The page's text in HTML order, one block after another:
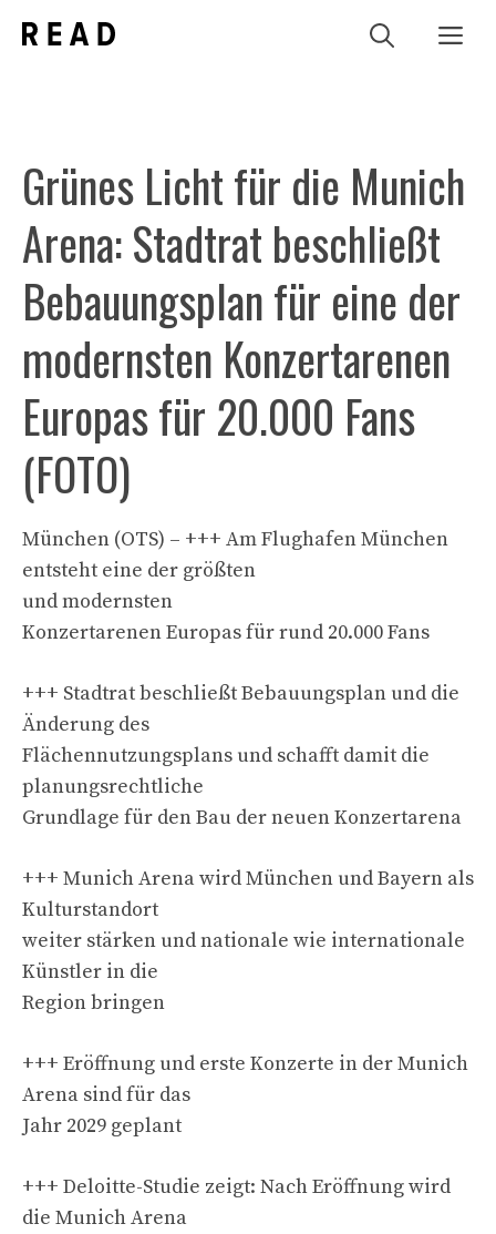
Inhalt
Grünes Licht für die Munich
Arena: Stadtrat beschließt
Bebauungsplan für eine der
modernsten Konzertarenen
Europas für 20.000 Fans
(FOTO)
München (OTS) – +++ Am Flughafen München
entsteht eine der größten
und modernsten
Konzertarenen Europas für rund 20.000 Fans
+++ Stadtrat beschließt Bebauungsplan und die
Änderung des
Flächennutzungsplans und schafft damit die
planungsrechtliche
Grundlage für den Bau der neuen Konzertarena
+++ Munich Arena wird München und Bayern als
Kulturstandort
weiter stärken und nationale wie internationale
Künstler in die
Region bringen
+++ Eröffnung und erste Konzerte in der Munich
Arena sind für das
Jahr 2029 geplant
+++ Deloitte-Studie zeigt: Nach Eröffnung wird
die Munich Arena